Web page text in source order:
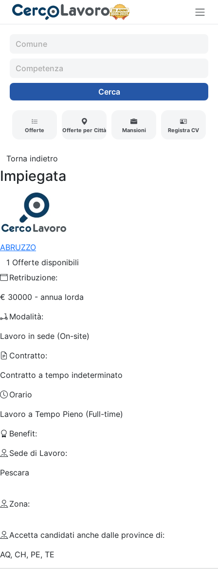
Cerca
Offerte Offerte per Città Mansioni Registra CV
Torna indietro
Impiegata
ABRUZZO
1 Offerte disponibili
Retribuzione:
€ 30000 - annua lorda
Modalità:
Lavoro in sede (On-site)
Contratto:
Contratto a tempo indeterminato
Orario
Lavoro a Tempo Pieno (Full-time)
Benefit:
Sede di Lavoro:
Pescara
Zona:
Accetta candidati anche dalle province di:
AQ, CH, PE, TE